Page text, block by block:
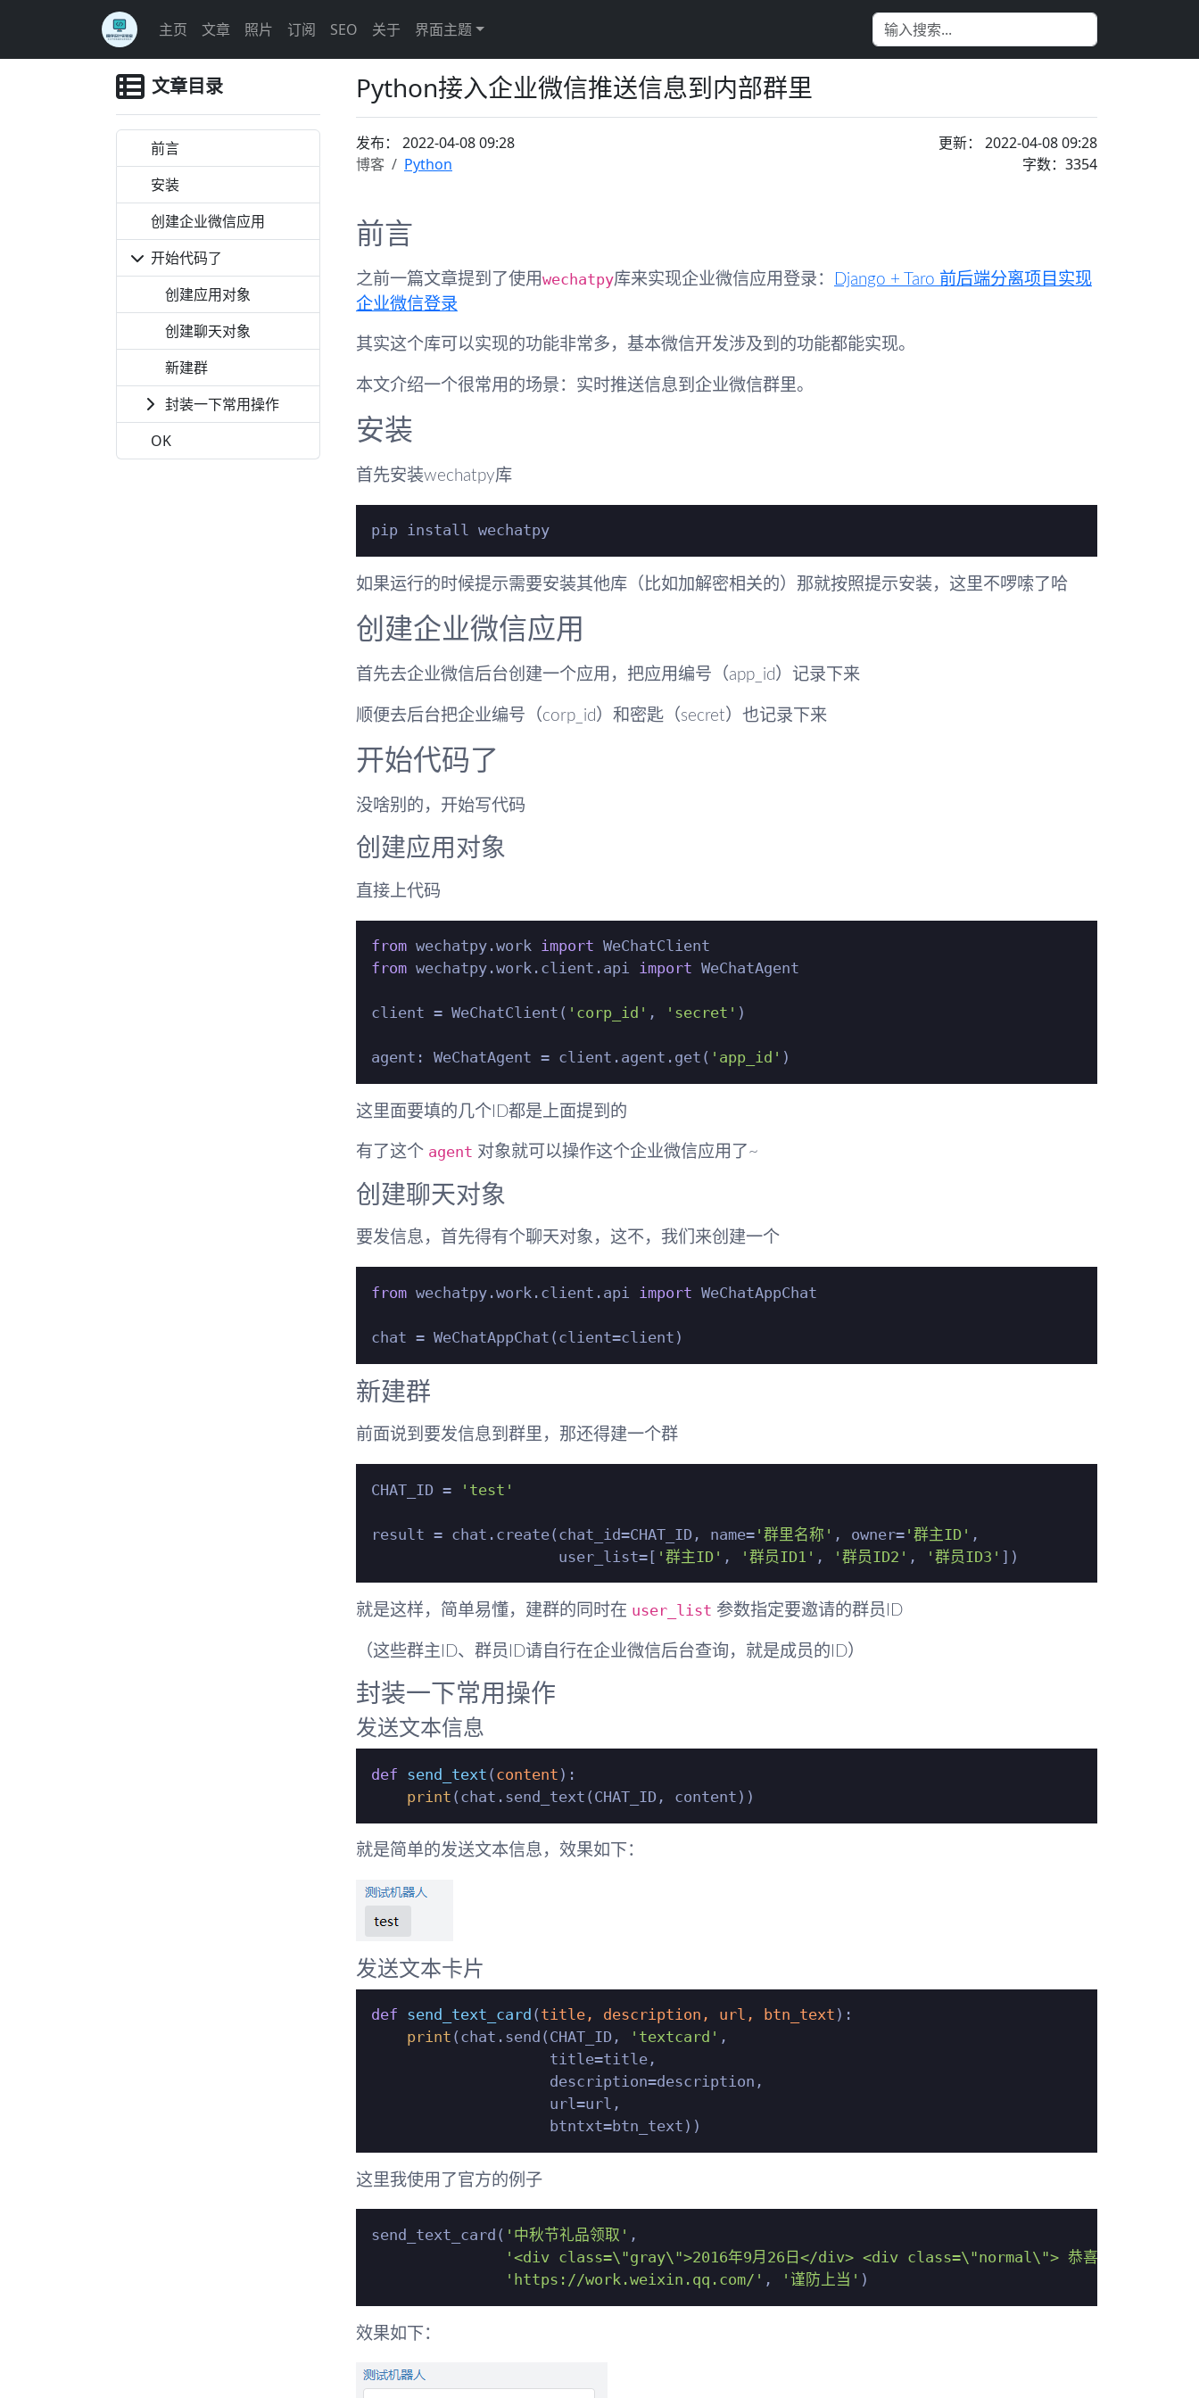
主页 文章 照片 订阅 SEO 关于 界面主题
文章目录
前言
安装
创建企业微信应用
开始代码了
创建应用对象
创建聊天对象
新建群
封装一下常用操作
OK
Python接入企业微信推送信息到内部群里
发布： 2022-04-08 09:28
更新： 2022-04-08 09:28
博客
Python 字数：3354
前言
之前一篇文章提到了使用wechatpy库来实现企业微信应用登录：
Django + Taro 前后端分离项目实现
企业微信登录
其实这个库可以实现的功能非常多，基本微信开发涉及到的功能都能实现。
本文介绍一个很常用的场景：实时推送信息到企业微信群里。
安装
首先安装wechatpy库
pip install wechatpy
如果运行的时候提示需要安装其他库（比如加解密相关的）那就按照提示安装，这里不啰嗦了哈
创建企业微信应用
首先去企业微信后台创建一个应用，把应用编号（app_id）记录下来
顺便去后台把企业编号（corp_id）和密匙（secret）也记录下来
开始代码了
没啥别的，开始写代码
创建应用对象
直接上代码
from wechatpy.work import
from wechatpy.work.client.api import WeChatAgent
client = WeChatClient( 'corp_id' , 'secret' )
agent: WeChatAgent = client.agent.get( 'app_id'
这里面要填的几个ID都是上面提到的
有了这个 agent 对象就可以操作这个企业微信应用了~
创建聊天对象
要发信息，首先得有个聊天对象，这不，我们来创建一个
from wechatpy.work.client.api import WeChatAppChat
新建群
前面说到要发信息到群里，那还得建一个群
CHAT_ID = 'test'
result = chat.create(chat_id=CHAT_ID, name='群里名称' , owner='群主ID' ,
                     user_list=[
'群主ID' , '群员ID1' , '群员ID2' , '群员ID3'
就是这样，简单易懂，建群的同时在 user_list 参数指定要邀请的群员ID
（这些群主ID、群员ID请自行在企业微信后台查询，就是成员的ID）
封装一下常用操作
发送文本信息
def send_text ( content ):
print
就是简单的发送文本信息，效果如下：
发送文本卡片
def send_text_card ( title, description, url, btn_text ):
print (chat.send(CHAT_ID, 'textcard' ,
                    title=title,
                    description=description,
                    url=url,
这里我使用了官方的例子
send_text_card( '中秋节礼品领取' ,
'<div class=\"gray\">2016年9月26日</div> <div class=\"normal\"> 恭喜你抽中
'https://work.weixin.qq.com/' , '谨防上当'
效果如下：